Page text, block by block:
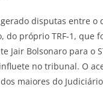
gerado disputas entre o
do próprio TRF-1, que
Jair Bolsonaro para o
no tribunal. O
maiores do